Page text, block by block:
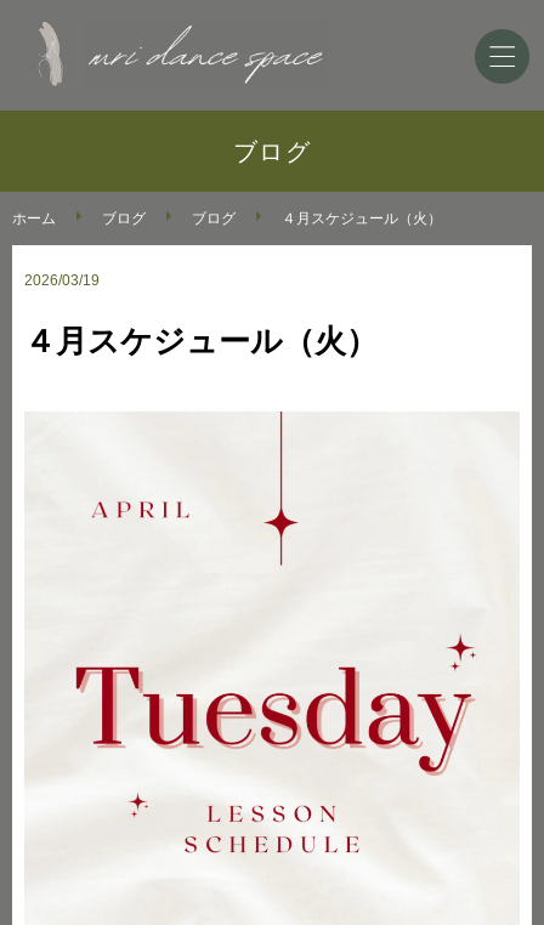
ホーム
ダンススクールのご案内
ブログ
ホーム ブログ ブログ ４月スケジュール（火）
2026/03/19
４月スケジュール（火）